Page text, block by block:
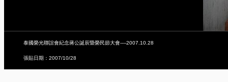
泰國榮光聯誼會紀念蔣公誕辰暨榮民節大會----2007.10.28
張貼日期：2007/10/28